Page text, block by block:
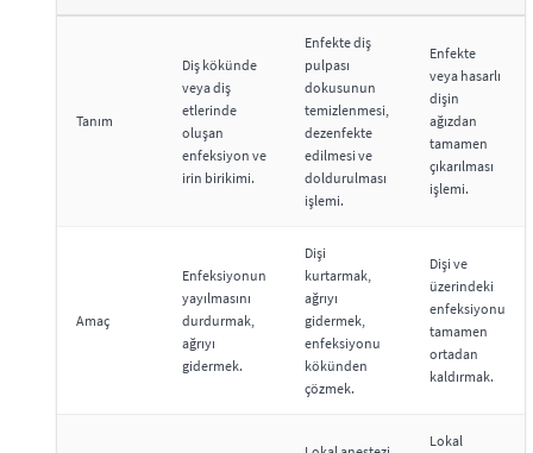
Tanım
Diş kökünde
veya diş
etlerinde
oluşan
enfeksiyon ve
irin birikimi.
Enfekte diş
pulpası
dokusunun
temizlenmesi,
dezenfekte
edilmesi ve
doldurulması
işlemi.
Enfekte
veya hasarlı
dişin
ağızdan
tamamen
çıkarılması
işlemi.
Amaç
Enfeksiyonun
yayılmasını
durdurmak,
ağrıyı
gidermek.
Dişi
kurtarmak,
ağrıyı
gidermek,
enfeksiyonu
kökünden
çözmek.
Dişi ve
üzerindeki
enfeksiyonu
tamamen
ortadan
kaldırmak.
Lokal